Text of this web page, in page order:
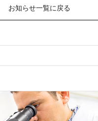
お知らせ一覧に戻る